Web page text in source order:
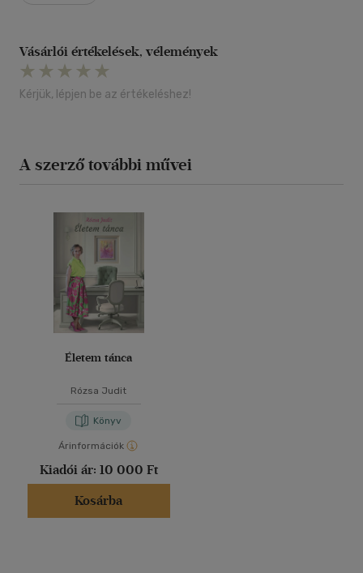
Vásárlói értékelések, vélemények
Kérjük, lépjen be az értékeléshez!
A szerző további művei
Életem tánca
Rózsa Judit
Könyv
Árinformációk
Kiadói ár: 10 000 Ft
Kosárba